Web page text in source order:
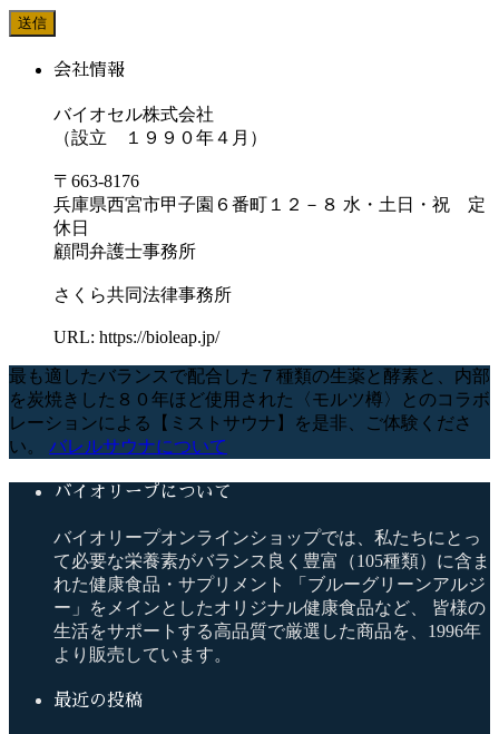
会社情報
バイオセル株式会社
（設立 １９９０年４月）
〒663-8176
兵庫県西宮市甲子園６番町１２－８ 水・土日・祝 定
休日
顧問弁護士事務所
さくら共同法律事務所
URL: https://bioleap.jp/
最も適したバランスで配合した７種類の生薬と酵素と、内部
を炭焼きした８０年ほど使用された〈モルツ樽〉とのコラボ
レーションによる【ミストサウナ】を是非、ご体験くださ
い。
バレルサウナについて
バイオリープについて
バイオリープオンラインショップでは、私たちにとっ
て必要な栄養素がバランス良く豊富（105種類）に含ま
れた健康食品・サプリメント 「ブルーグリーンアルジ
ー」をメインとしたオリジナル健康食品など、 皆様の
生活をサポートする高品質で厳選した商品を、1996年
より販売しています。
最近の投稿